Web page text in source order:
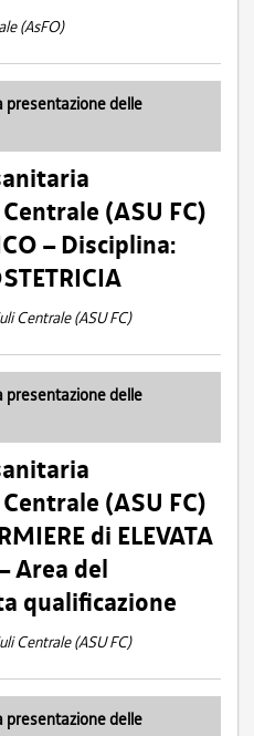
(AsFO)
presentazione delle
(ASU FC)
– Disciplina:
Centrale (ASU FC)
presentazione delle
(ASU FC)
di ELEVATA
Area del
qualificazione
Centrale (ASU FC)
presentazione delle